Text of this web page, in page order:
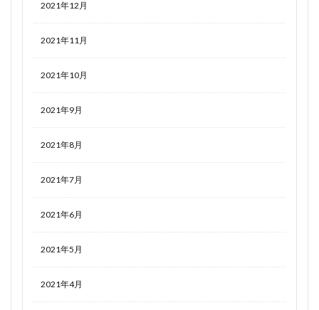
2021年12月
2021年11月
2021年10月
2021年9月
2021年8月
2021年7月
2021年6月
2021年5月
2021年4月